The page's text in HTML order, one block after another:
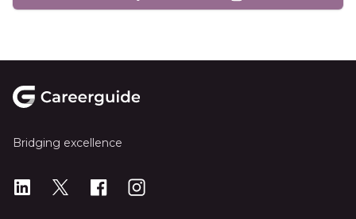
Bridging excellence
LinkedIn
X Instagram